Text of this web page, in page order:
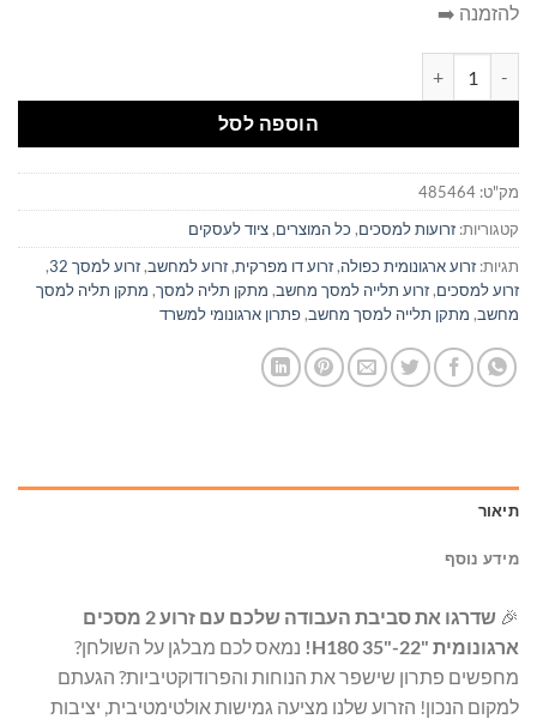
להזמנה ➡️
הוספה לסל
מק"ט: 485464
קטגוריות: זרועות למסכים, כל המוצרים,ציוד לעסקים
תגיות: זרוע ארגונומית כפולה,זרוע דו מפרקית,זרוע למחשב,זרוע למסך 32
,
זרוע למסכים,זרוע תלייה למסך מחשב, מתקן תליה למסך, מתקן תליה למסך
מחשב, מתקן תלייה למסך מחשב,פתרון ארגונומי למשרד
תיאור
מידע נוסף
🎉
שדרגו את סביבת העבודה שלכם עם זרוע 2 מסכים
ארגונומית "22-"35 H180!
נמאס לכם מבלגן על השולחן?
מחפשים פתרון שישפר את הנוחות והפרודוקטיביות? הגעתם
למקום הנכון! הזרוע שלנו מציעה גמישות אולטימטיבית, יציבות